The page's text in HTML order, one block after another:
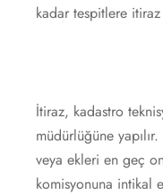
kadar tespitlere
İtiraz, kadastro
müdürlüğüne
veya ekleri en geç
komisyonuna intikal